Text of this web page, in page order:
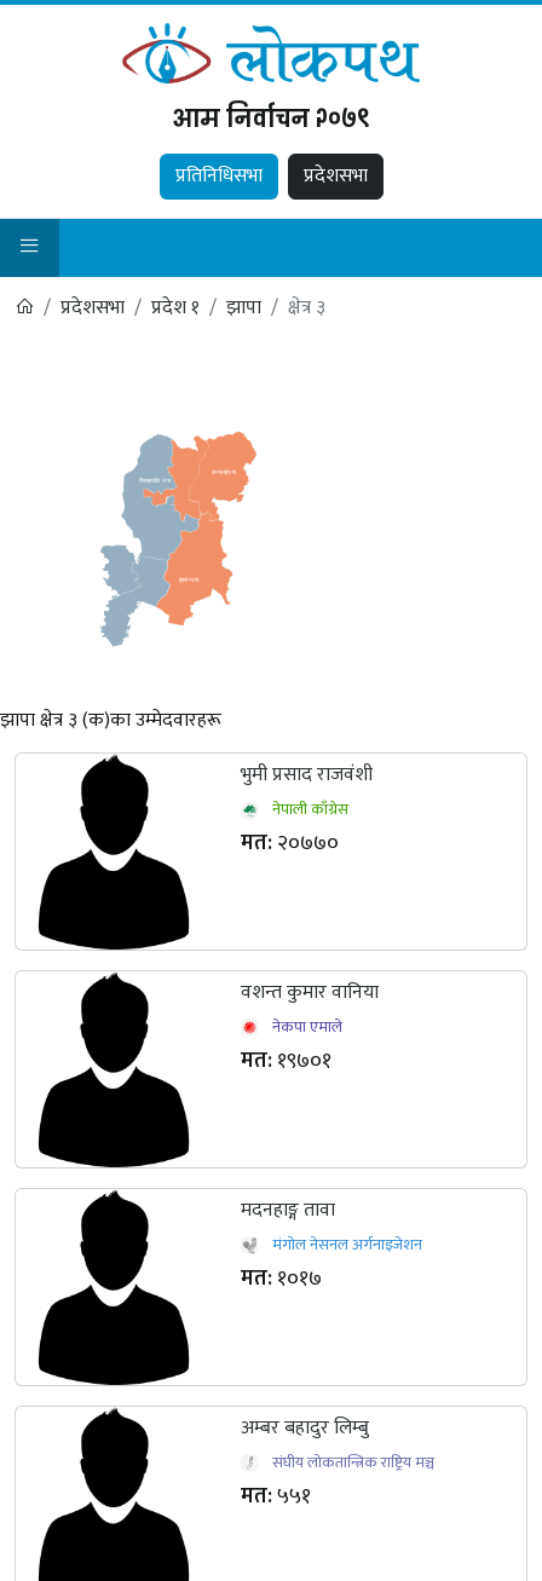
आम निर्वाचन २०७९
प्रतिनिधिसभा प्रदेशसभा
प्रदेशसभा प्रदेश १ झापा क्षेत्र ३
झापागा.पा.
कन्काईन.पा.
शिवसताक्षि न.पा.
झापा क्षेत्र ३ (क)का उम्मेदवारहरू
भुमी प्रसाद राजवंशी
नेपाली काँग्रेस
मत:२०७७०
वशन्त कुमार वानिया
नेकपा एमाले
मत:१९७०१
मदनहाङ्ग तावा
मंगोल नेसनल अर्गनाइजेशन
मत:१०१७
अम्बर बहादुर लिम्बु
संघीय लोकतान्त्रिक राष्ट्रिय मञ्च
मत:५५१